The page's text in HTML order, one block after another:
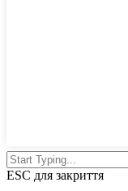
ESC для закриття